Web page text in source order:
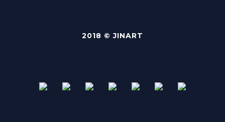
2018 © JINART